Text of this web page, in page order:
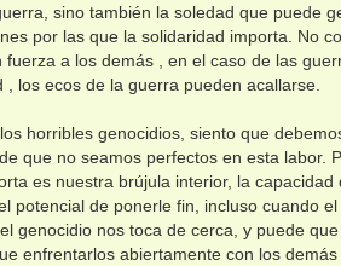
sino también la soledad que puede
por las que la solidaridad importa. No
a los demás , en el caso de las
los ecos de la guerra pueden acallarse.
horribles genocidios, siento que
que no seamos perfectos en esta labor.
es nuestra brújula interior, la
potencial de ponerle fin, incluso cuando
genocidio nos toca de cerca, y puede
enfrentarlos abiertamente con los